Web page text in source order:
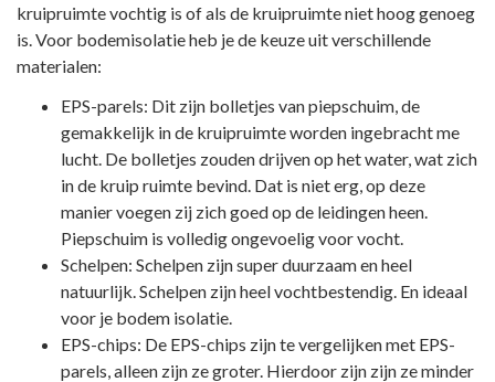
kruipruimte vochtig is of als de kruipruimte niet hoog genoeg
is. Voor bodemisolatie heb je de keuze uit verschillende
materialen:
EPS-parels: Dit zijn bolletjes van piepschuim, de
gemakkelijk in de kruipruimte worden ingebracht me
lucht. De bolletjes zouden drijven op het water, wat zich
in de kruip ruimte bevind. Dat is niet erg, op deze
manier voegen zij zich goed op de leidingen heen.
Piepschuim is volledig ongevoelig voor vocht.
Schelpen: Schelpen zijn super duurzaam en heel
natuurlijk. Schelpen zijn heel vochtbestendig. En ideaal
voor je bodem isolatie.
EPS-chips: De EPS-chips zijn te vergelijken met EPS-
parels, alleen zijn ze groter. Hierdoor zijn zijn ze minder